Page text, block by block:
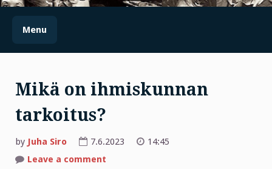
Menu
Mikä on ihmiskunnan
tarkoitus?
by Juha Siro 7.6.2023
14:45
Leave a comment